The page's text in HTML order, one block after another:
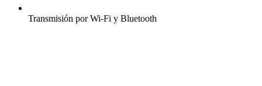
Transmisión por Wi-Fi y Bluetooth